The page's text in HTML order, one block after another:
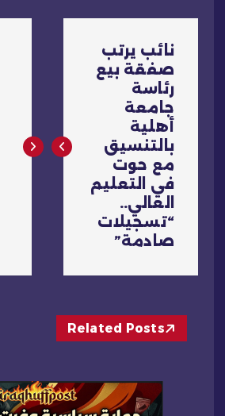
ص
ح
م
ق
نائب يرتب
صفقة بيع
رئاسة
جامعة
أهلية
بالتنسيق
مع حوت
في التعليم
العالي..
“تسجيلات
صادمة”
Related Posts